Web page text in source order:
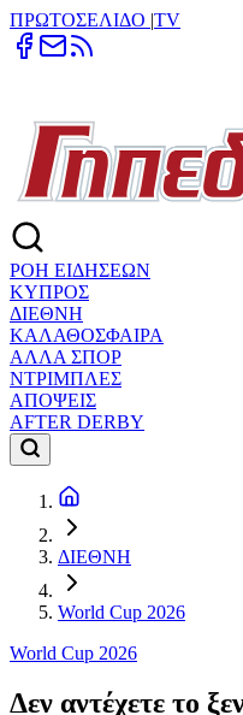
ΠΡΩΤΟΣΕΛΙΔΟ |TV
ΡΟΗ ΕΙΔΗΣΕΩΝ
ΚΥΠΡΟΣ
ΔΙΕΘΝΗ
ΚΑΛΑΘΟΣΦΑΙΡΑ
ΑΛΛΑ ΣΠΟΡ
ΝΤΡΙΜΠΛΕΣ
ΑΠΟΨΕΙΣ
AFTER DERBY
ΔΙΕΘΝΗ
World Cup 2026
World Cup 2026
Δεν αντέχετε το